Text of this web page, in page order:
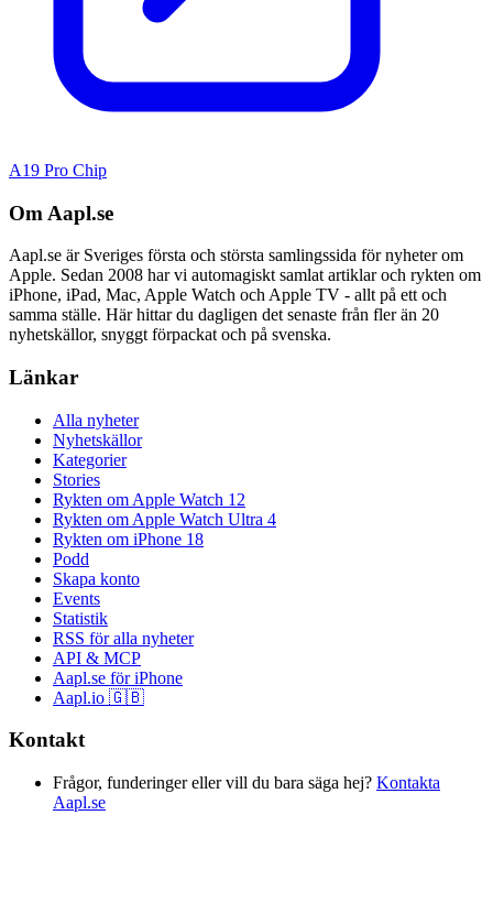
A19 Pro Chip
Om Aapl.se
Aapl.se är Sveriges första och största samlingssida för nyheter om
Apple. Sedan 2008 har vi automagiskt samlat artiklar och rykten om
iPhone, iPad, Mac, Apple Watch och Apple TV - allt på ett och
samma ställe. Här hittar du dagligen det senaste från fler än 20
nyhetskällor, snyggt förpackat och på svenska.
Länkar
Alla nyheter
Nyhetskällor
Kategorier
Stories
Rykten om Apple Watch 12
Rykten om Apple Watch Ultra 4
Rykten om iPhone 18
Podd
Skapa konto
Events
Statistik
RSS för alla nyheter
API & MCP
Aapl.se för iPhone
Aapl.io 🇬🇧
Kontakt
Frågor, funderinger eller vill du bara säga hej? Kontakta
Aapl.se